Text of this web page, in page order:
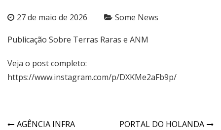
27 de maio de 2026 Some News
Publicação Sobre Terras Raras e ANM
Veja o post completo:
https://www.instagram.com/p/DXKMe2aFb9p/
AGÊNCIA INFRA PORTAL DO HOLANDA